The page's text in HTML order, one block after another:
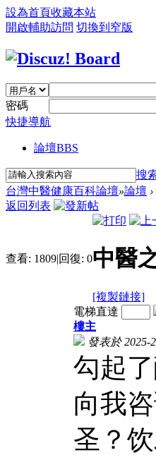
設為首頁收藏本站
開啟輔助訪問 切換到窄版
密碼
快捷導航
論壇BBS
搜
台灣中醫健康百科論壇»論壇 ›
返回列表
查看: 1809|回復: 0中醫
[複製鏈接]
電梯直達
樓主
發表於 2025-
勾起
向我
圣？